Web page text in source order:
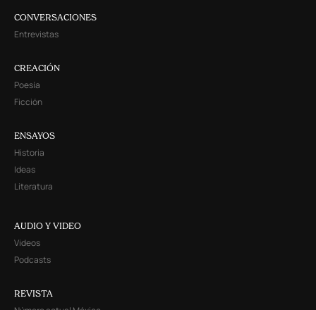
CONVERSACIONES
Entrevistas
CREACIÓN
Poesía
Ficción
ENSAYOS
Historia
Ideas
Literatura
AUDIO Y VIDEO
Videos
Podcasts
REVISTA